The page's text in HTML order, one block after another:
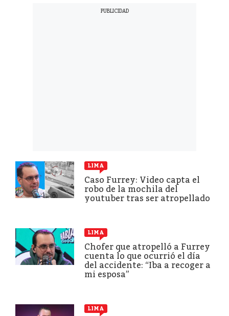
LIMA
Caso Furrey: Video capta el
robo de la mochila del
youtuber tras ser atropellado
LIMA
Chofer que atropelló a Furrey
cuenta lo que ocurrió el día
del accidente: “Iba a recoger a
mi esposa”
LIMA